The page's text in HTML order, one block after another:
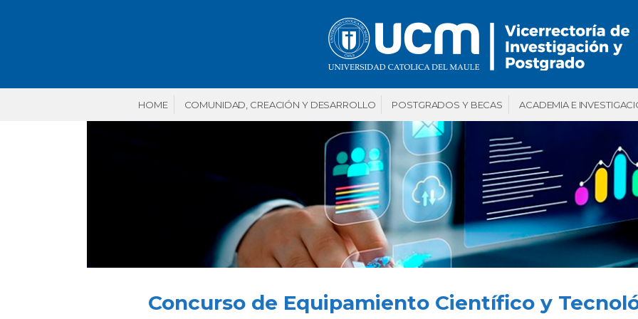
HOME COMUNIDAD, CREACIÓN Y DESARROLLO POSTGRADOS Y BECAS ACADEMIA E
Concurso de Equipamiento Científico y